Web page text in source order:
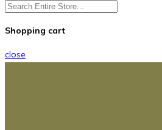
Shopping cart
close